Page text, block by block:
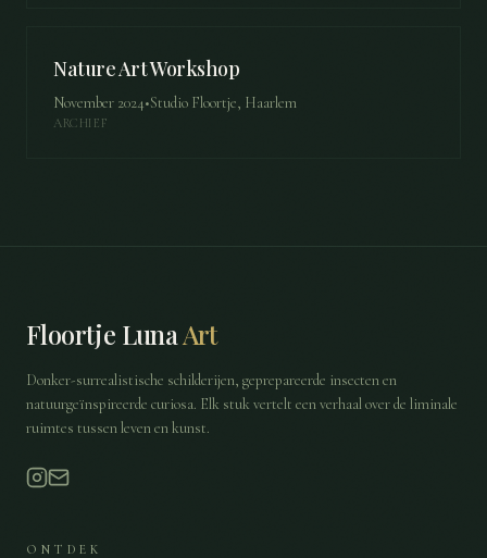
Nature Art Workshop
November 2024•Studio Floortje, Haarlem
ARCHIEF
Floortje Luna Art
Donker-surrealistische schilderijen, geprepareerde insecten en
natuurgeïnspireerde curiosa. Elk stuk vertelt een verhaal over de liminale
ruimtes tussen leven en kunst.
ONTDEK